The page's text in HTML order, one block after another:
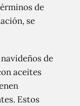
de
se
de
aceites
Estos